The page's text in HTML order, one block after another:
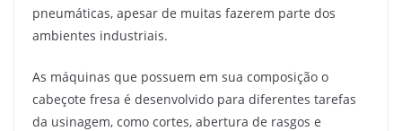
pneumáticas, apesar de muitas fazerem parte dos
ambientes industriais.
As máquinas que possuem em sua composição o
cabeçote fresa é desenvolvido para diferentes tarefas
da usinagem, como cortes, abertura de rasgos e